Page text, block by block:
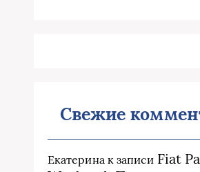
Свежие
Екатерина к записи Fiat